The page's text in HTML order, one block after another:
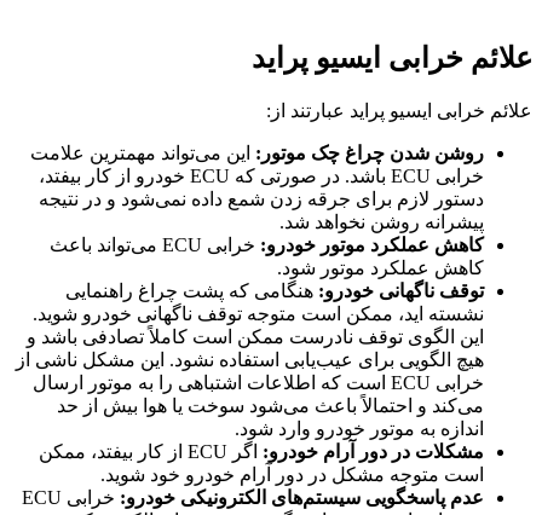
علائم خرابی ایسیو پراید
علائم خرابی ایسیو پراید عبارتند از:
روشن شدن چراغ چک موتور: این می‌تواند مهمترین علامت
خرابی ECU باشد
.
در صورتی که ECU خودرو از کار بیفتد،
دستور لازم برای جرقه زدن شمع داده نمی‌شود و در نتیجه
پیشرانه روشن نخواهد شد.
کاهش عملکرد موتور خودرو:
خرابی ECU می‌تواند باعث
کاهش عملکرد موتور شود.
توقف ناگهانی خودرو: هنگامی که پشت چراغ راهنمایی
نشسته اید، ممکن است متوجه توقف ناگهانی خودرو شوید.
این الگوی توقف نادرست ممکن است کاملاً تصادفی باشد و
هیچ الگویی برای عیب‌یابی استفاده نشود. این مشکل ناشی از
خرابی ECU است که اطلاعات اشتباهی را به موتور ارسال
می‌کند و احتمالاً باعث می‌شود سوخت یا هوا بیش از حد
اندازه به موتور خودرو وارد شود.
مشکلات در دور آرام خودرو:
اگر ECU از کار بیفتد، ممکن
است متوجه مشکل در دور آرام خودرو خود شوید.
عدم پاسخگویی سیستم‌های الکترونیکی خودرو:
خرابی ECU